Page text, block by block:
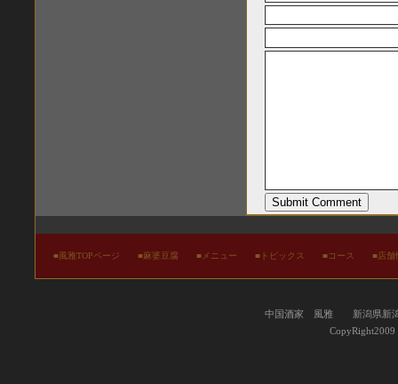
■風雅TOPページ ■麻婆豆腐 ■ メニュー ■ トピックス ■コース ■ 店
中国酒家 風雅 新潟県新潟